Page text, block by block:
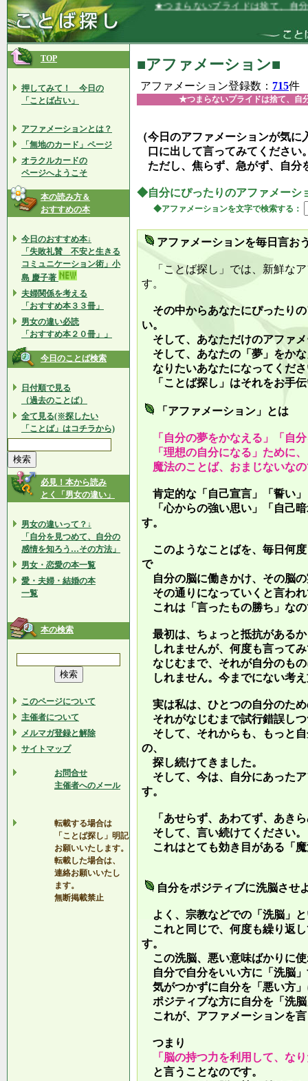
★つまらないプライドは捨て、自分にと
TOP
押してみて！ 今日の
「ことば占い」
アファメーションとは？
「無地のカード」ページ
オラクルカードの
ページへようこそ
本の読み方＆
おすすめの本
今日のおすすめ本↓
「失敗礼賛 不安と生きる
コミュニケーション術」小
島 慶子著
夫婦関係を考える
「おすすめ本３３冊」
男女の違い必読
「おすすめ本２０冊」」
今日のことば検索
日付順で見る
（過去のことば）
全て見る(※探したい
「ことば」はコチラから)
必見！本から読み
とく「男女の違い」
男女の違いって？↓
「自分を見つめて、自分の
感情を知ろう…その方法」
男女・恋愛の本一覧
愛・夫婦・結婚の本
一覧
本の検索
このページについて
主催者について
メルマガ登録と解除
サイトマップ
お問合せ
主催者へのメール
転載する場合は
「ことば探し」明記
お願いいたします。
転載した場合は、
連絡お願いいたし
ます。
無断掲載禁止
■アファメーション■
アファメーション登録数： 715件
★つまらないプライドは捨て、自
（今日のアファメーションが気
口に出して言ってみてください
ただし、焦らず、急がず、自分
◆自分にぴったりのアファメーシ
◆アファメーションを文字で検索する：
アファメーションを毎日言お
「ことば探し」では、新鮮な
す。
その中からあなたにぴったり
い。
そして、あなただけのアファ
そして、あなたの「夢」をか
なりたいあなたになってくだ
「ことば探し」はそれをお手
「アファメーション」とは
「自分の夢をかなえる」「自
「理想の自分になる」ために
魔法のことば、おまじないな
肯定的な「自己宣言」「誓い
「心からの強い思い」「自己
す。
このようなことばを、毎日何
で
自分の脳に働きかけ、その脳
その通りになっていくと言わ
これは「言ったもの勝ち」な
最初は、ちょっと抵抗がある
しれませんが、何度も言って
なじむまで、それが自分のも
しれません。今までにない考
実は私は、ひとつの自分のた
それがなじむまで試行錯誤し
そして、それからも、もっと
の、
探し続けてきました。
そして、今は、自分にあった
す。
「あせらず、あわてず、あき
そして、言い続けてください。
これはとても効き目がある「
自分をポジティブに洗脳させ
よく、宗教などでの「洗脳」
これと同じで、何度も繰り返
す。
この洗脳、悪い意味ばかりに
自分で自分をいい方に「洗脳
気がつかずに自分を「悪い方
ポジティブな方に自分を「洗
これが、アファメーションを
つまり
「脳の持つ力を利用して、な
と言うことなのです。